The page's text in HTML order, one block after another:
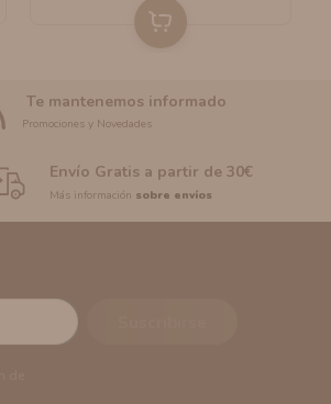
Te mantenemos informado
Promociones y Novedades
Envío Gratis a partir de 30€
Más información sobre envíos